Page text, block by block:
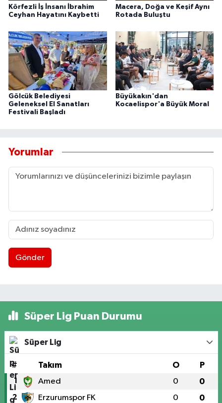
Körfezli İş İnsanı İbrahim
Ceyhan Hayatını Kaybetti
Macera, Doğa ve Keşif Aynı
Rotada Buluştu
Gölcük Belediyesi
Geleneksel El Sanatları
Festivali Başladı
Büyükakın'dan
Kocaelispor'a Büyük Moral
Yorumlar
Gönder
Süper Lig Puan Durumu
Süper Lig
# Takım O P
1 Amed 0 0
2 Erzurumspor FK 0 0